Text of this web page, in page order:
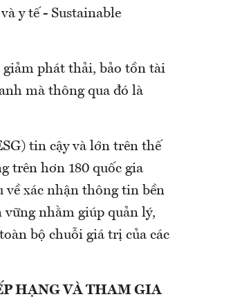
y tế - Sustainable
giảm phát thải, bảo tồn tài
mà thông qua đó là
tin cậy và lớn trên thế
trên hơn 180 quốc gia
về xác nhận thông tin bền
vững nhằm giúp quản lý,
bộ chuỗi giá trị của các
HẠNG VÀ THAM GIA